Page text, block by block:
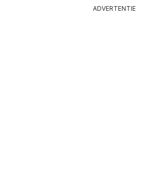
ADVERTENTIE